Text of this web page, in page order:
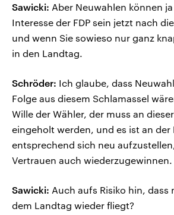
Sawicki: Aber Neuwahlen können
Interesse der FDP sein jetzt nach
und wenn Sie sowieso nur ganz
in den Landtag.
Schröder: Ich glaube, dass
Folge aus diesem Schlamassel
Wille der Wähler, der muss an
eingeholt werden, und es ist an der
entsprechend sich neu
Vertrauen auch wiederzugewinnen.
Sawicki: Auch aufs Risiko hin, dass
dem Landtag wieder fliegt?